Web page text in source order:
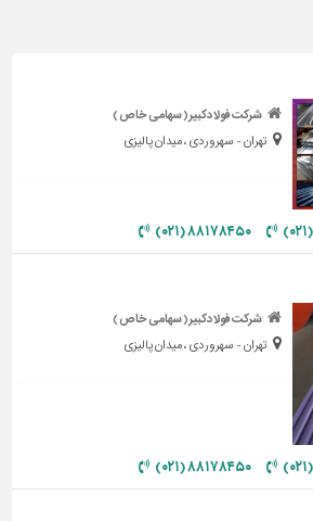
شرکت فولادکبیر( سهامی خاص )
تهران - سهروردی ، میدان پالیزی
۸۸۱۷۸۴۵۰ (۰۲۱)
شرکت فولادکبیر( سهامی خاص )
تهران - سهروردی ، میدان پالیزی
۸۸۱۷۸۴۵۰ (۰۲۱)